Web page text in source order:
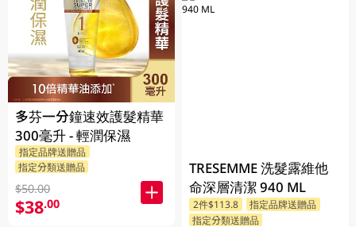
多芬一分鐘速效護髮精華
300毫升 - 輕潤保濕
指定品牌送贈品
指定分類送贈品
$50.00
$38.00
TRESEMME 洗髮露維他
命深層清潔 940 ML
2件$113.8
指定品牌送贈品
指定分類送贈品